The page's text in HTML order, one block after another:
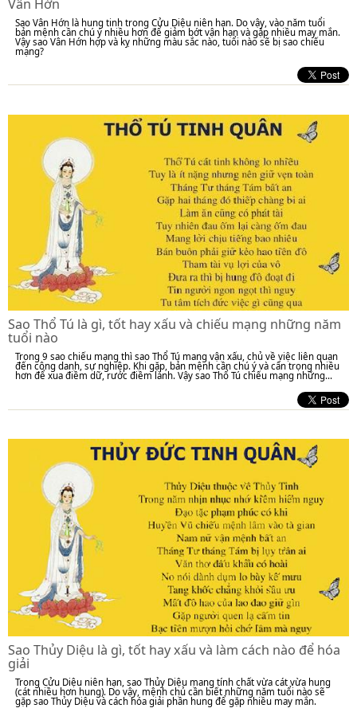
Vân Hớn
Sao Vân Hớn là hung tinh trong Cửu Diệu niên hạn. Do vậy, vào năm tuổi
bản mệnh cần chú ý nhiều hơn để giảm bớt vận hạn và gặp nhiều may mắn.
Vậy sao Vân Hớn hợp và kỵ những màu sắc nào, tuổi nào sẽ bị sao chiếu
mạng?
Sao Thổ Tú là gì, tốt hay xấu và chiếu mạng những năm
tuổi nào
Trong 9 sao chiếu mạng thì sao Thổ Tú mang vận xấu, chủ về việc liên quan
đến công danh, sự nghiệp. Khi gặp, bản mệnh cần chú ý và cẩn trọng nhiều
hơn để xua điềm dữ, rước điềm lành. Vậy sao Thổ Tú chiếu mạng những...
Sao Thủy Diệu là gì, tốt hay xấu và làm cách nào để hóa
giải
Trong Cửu Diệu niên hạn, sao Thủy Diệu mang tính chất vừa cát vừa hung
(cát nhiều hơn hung). Do vậy, mệnh chủ cần biết những năm tuổi nào sẽ
gặp sao Thủy Diệu và cách hóa giải phần hung để gặp nhiều may mắn.